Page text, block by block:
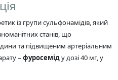
із групи сульфонамідів, який
станів, що
та підвищеним артеріальним
– фуросеміду дозі 40 мг, у